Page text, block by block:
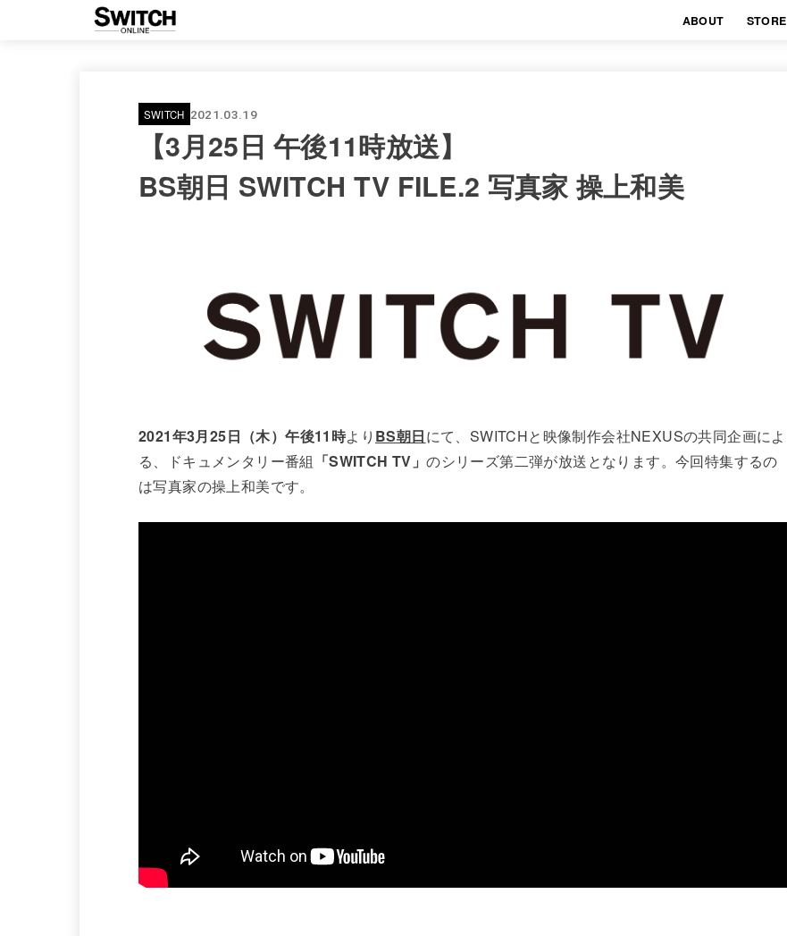
ABOUT STORE
SWITCH 2021.03.19
【3月25日 午後11時放送】
BS朝日 SWITCH TV FILE.2 写真家 操上和美
2021年3月25日（木）午後11時より BS朝日にて、SWITCHと映像制作会社NEXUSの共同企画によ
る、ドキュメンタリー番組 「SWITCH TV」のシリーズ第二弾が放送となります。今回特集するの
は写真家の操上和美です。